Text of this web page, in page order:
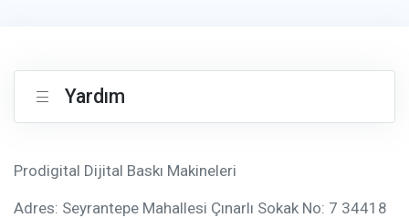
Yardım
Prodigital Dijital Baskı Makineleri
Adres: Seyrantepe Mahallesi Çınarlı Sokak No: 7 34418